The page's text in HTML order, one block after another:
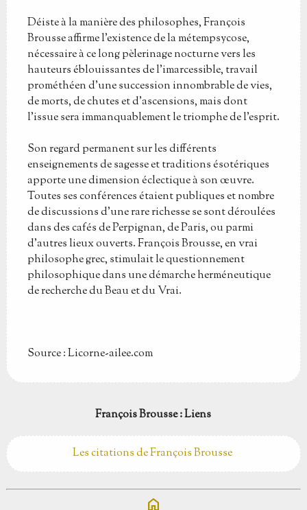
Déiste à la manière des philosophes, François
Brousse affirme l’existence de la métempsycose,
nécessaire à ce long pèlerinage nocturne vers les
hauteurs éblouissantes de l’imarcessible, travail
prométhéen d’une succession innombrable de vies,
de morts, de chutes et d’ascensions, mais dont
l’issue sera immanquablement le triomphe de l’esprit.
Son regard permanent sur les différents
enseignements de sagesse et traditions ésotériques
apporte une dimension éclectique à son œuvre.
Toutes ses conférences étaient publiques et nombre
de discussions d’une rare richesse se sont déroulées
dans des cafés de Perpignan, de Paris, ou parmi
d’autres lieux ouverts. François Brousse, en vrai
philosophe grec, stimulait le questionnement
philosophique dans une démarche herméneutique
de recherche du Beau et du Vrai.
Source : Licorne-ailee.com
François Brousse : Liens
Les citations de François Brousse
home